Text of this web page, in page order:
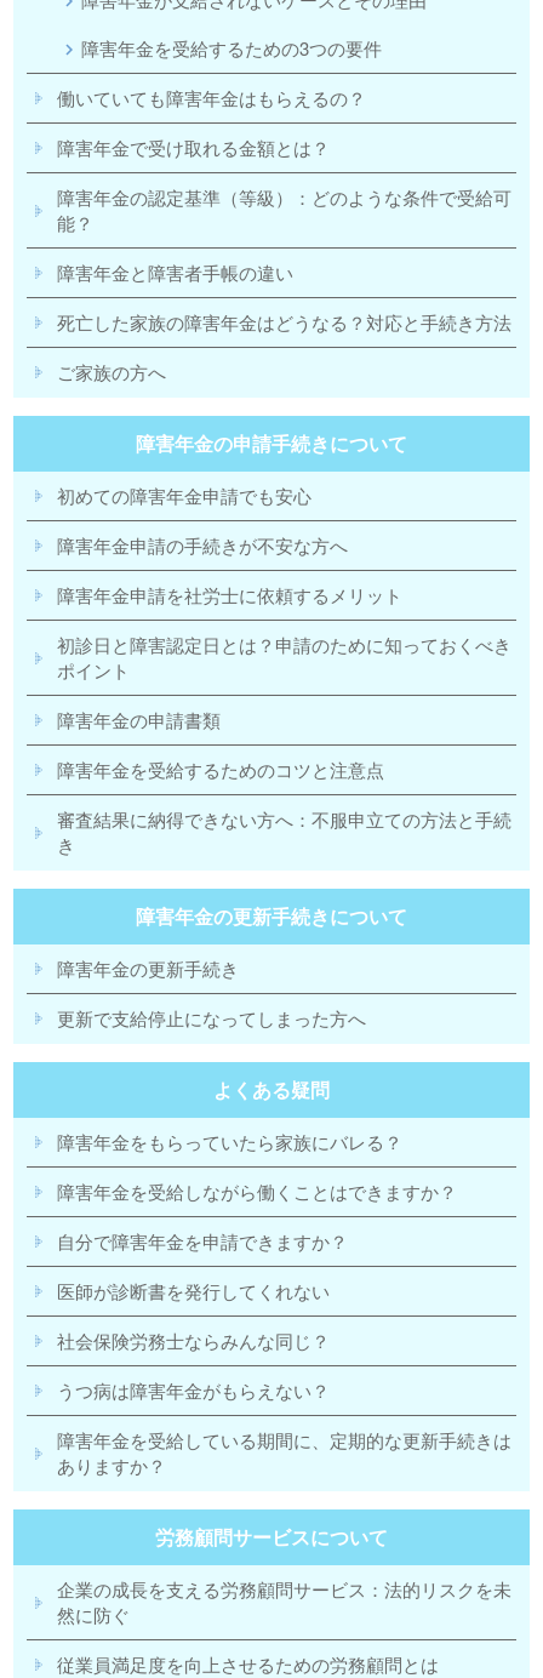
障害年金を受給するための3つの要件
働いていても障害年金はもらえるの？
障害年金で受け取れる金額とは？
障害年金の認定基準（等級）：どのような条件で受給可
能？
障害年金と障害者手帳の違い
死亡した家族の障害年金はどうなる？対応と手続き方法
ご家族の方へ
障害年金の申請手続きについて
初めての障害年金申請でも安心
障害年金申請の手続きが不安な方へ
障害年金申請を社労士に依頼するメリット
初診日と障害認定日とは？申請のために知っておくべき
ポイント
障害年金の申請書類
障害年金を受給するためのコツと注意点
審査結果に納得できない方へ：不服申立ての方法と手続
き
障害年金の更新手続きについて
障害年金の更新手続き
更新で支給停止になってしまった方へ
よくある疑問
障害年金をもらっていたら家族にバレる？
障害年金を受給しながら働くことはできますか？
自分で障害年金を申請できますか？
医師が診断書を発行してくれない
社会保険労務士ならみんな同じ？
うつ病は障害年金がもらえない？
障害年金を受給している期間に、定期的な更新手続きは
ありますか？
労務顧問サービスについて
企業の成長を支える労務顧問サービス：法的リスクを未
然に防ぐ
従業員満足度を向上させるための労務顧問とは